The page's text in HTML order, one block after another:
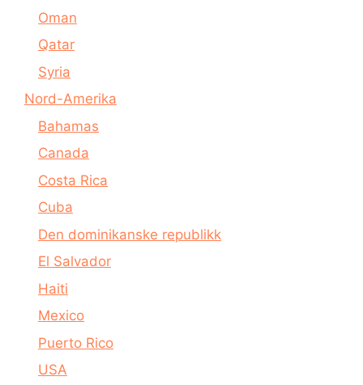
Oman
Qatar
Syria
Nord-Amerika
Bahamas
Canada
Costa Rica
Cuba
Den dominikanske republikk
El Salvador
Haiti
Mexico
Puerto Rico
USA